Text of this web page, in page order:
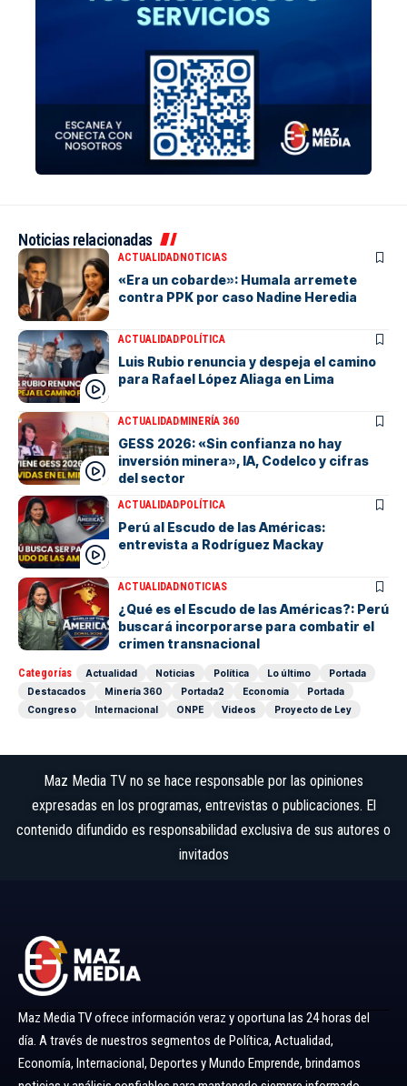
Noticias relacionadas
ACTUALIDADNOTICIAS
«Era un cobarde»: Humala arremete
contra PPK por caso Nadine Heredia
ACTUALIDADPOLÍTICA
Luis Rubio renuncia y despeja el camino
para Rafael López Aliaga en Lima
ACTUALIDADMINERÍA 360
GESS 2026: «Sin confianza no hay
inversión minera», IA, Codelco y cifras
del sector
ACTUALIDADPOLÍTICA
Perú al Escudo de las Américas:
entrevista a Rodríguez Mackay
ACTUALIDADNOTICIAS
¿Qué es el Escudo de las Américas?: Perú
buscará incorporarse para combatir el
crimen transnacional
Categorías Actualidad Noticias Política Lo último
Portada
Destacados
Minería 360 Portada2 Economía
Portada
Congreso
Internacional ONPE Videos Proyecto de Ley
Maz Media TV no se hace responsable por las opiniones
expresadas en los programas, entrevistas o publicaciones. El
contenido difundido es responsabilidad exclusiva de sus autores o
invitados
Maz Media TV ofrece información veraz y oportuna las 24 horas del
día. A través de nuestros segmentos de Política, Actualidad,
Economía, Internacional, Deportes y Mundo Emprende, brindamos